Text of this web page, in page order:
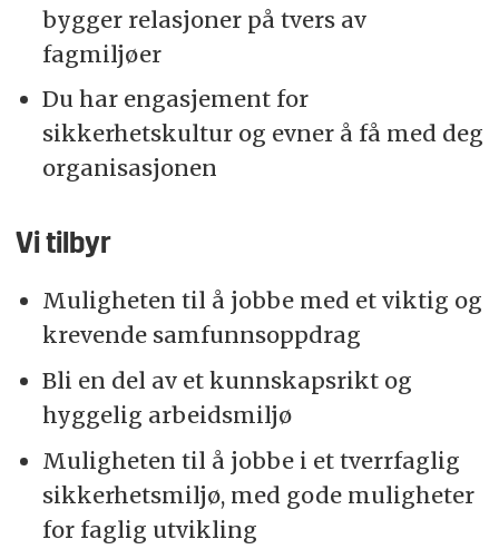
bygger relasjoner på tvers av
fagmiljøer
Du har engasjement for
sikkerhetskultur og evner å få med deg
organisasjonen
Vi tilbyr
Muligheten til å jobbe med et viktig og
krevende samfunnsoppdrag
Bli en del av et kunnskapsrikt og
hyggelig arbeidsmiljø
Muligheten til å jobbe i et tverrfaglig
sikkerhetsmiljø, med gode muligheter
for faglig utvikling